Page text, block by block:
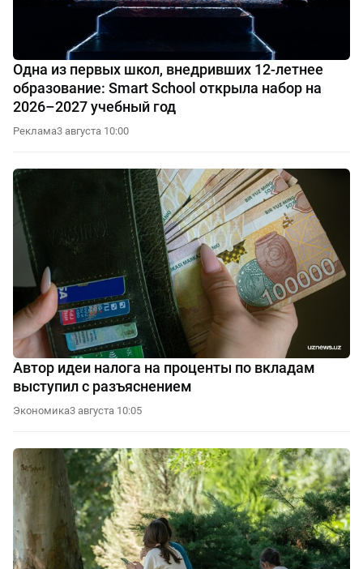
Одна из первых школ, внедривших 12-летнее
образование: Smart School открыла набор на
2026–2027 учебный год
Реклама3 августа 10:00
Автор идеи налога на проценты по вкладам
выступил с разъяснением
Экономика3 августа 10:05